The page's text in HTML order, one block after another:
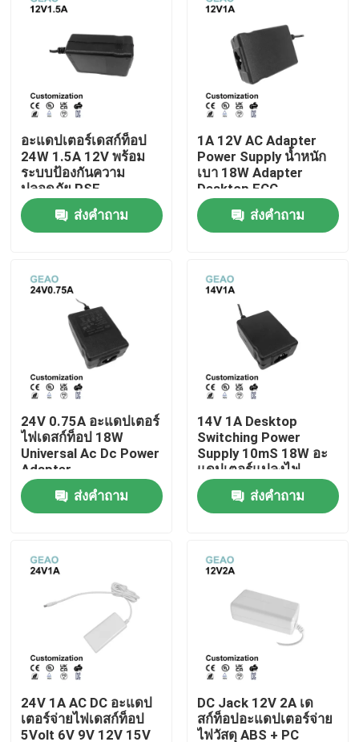
บ้าน
วิดีโอ
เกี่ยวกับเรา
ทัวร์โรงงาน
ขอใบเสนอราคา
อะแดปเตอร์ไฟฟ้าแบบติดผนัง
อะแดปเตอร์ไฟเดสก์ท็อป
อะแดปเตอร์เดสก์ท็อป
24W 1.5A 12V พร้อม
ระบบป้องกันความ
ปลอดภัย PSE
ส่งคำถาม
1A 12V AC Adapter
Power Supply น้ำหนัก
เบา 18W Adapter
Desktop FCC
ส่งคำถาม
24V 0.75A อะแดปเตอร์
ไฟเดสก์ท็อป 18W
Universal Ac Dc Power
Adapter
ส่งคำถาม
14V 1A Desktop
Switching Power
Supply 10mS 18W อะ
แดปเตอร์แปลงไฟ
ส่งคำถาม
24V 1A AC DC อะแดป
เตอร์จ่ายไฟเดสก์ท็อป
5Volt 6V 9V 12V 15V
DC Jack 12V 2A เด
สก์ท็อปอะแดปเตอร์จ่าย
ไฟวัสดุ ABS + PC